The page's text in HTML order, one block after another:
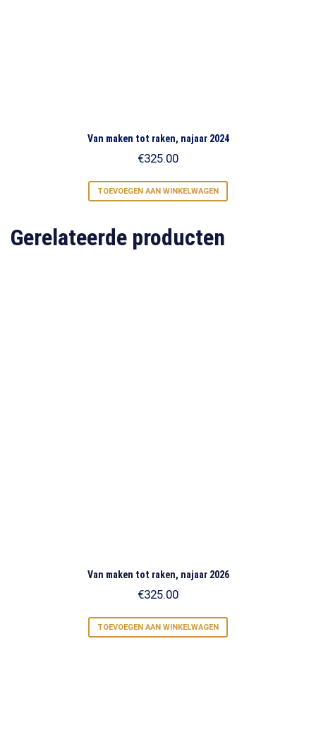
Van maken tot raken, najaar 2024
€325.00
TOEVOEGEN AAN WINKELWAGEN
Gerelateerde producten
Van maken tot raken, najaar 2026
€325.00
TOEVOEGEN AAN WINKELWAGEN